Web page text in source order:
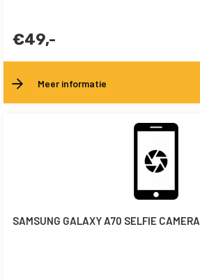
€49,-
Meer informatie
SAMSUNG GALAXY A70 SELFIE CAMERA